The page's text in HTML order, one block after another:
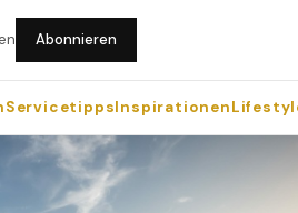
Abonnieren
ServicetippsInspirationen